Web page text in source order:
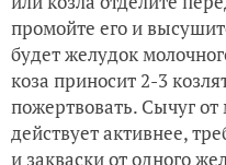
промойте его и
будет желудок
коза приносит 2-3
пожертвовать. Сычуг
действует активнее,
и закваски от одного